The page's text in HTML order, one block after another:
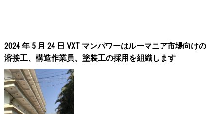
2024 年 5 月 24 日 VXT マンパワーはルーマニア市場向けの
溶接工、構造作業員、塗装工の採用を組織します